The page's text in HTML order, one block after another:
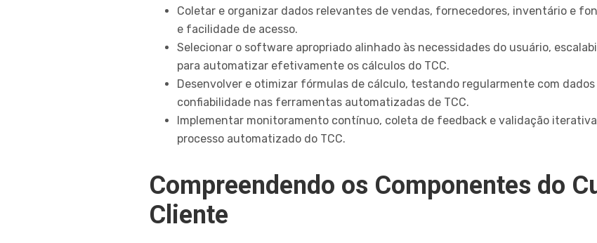
Coletar e organizar dados relevantes de vendas, fornecedores, inventário e
e facilidade de acesso.
Selecionar o software apropriado alinhado às necessidades do usuário,
para automatizar efetivamente os cálculos do TCC.
Desenvolver e otimizar fórmulas de cálculo, testando regularmente com
confiabilidade nas ferramentas automatizadas de TCC.
Implementar monitoramento contínuo, coleta de feedback e validação
processo automatizado do TCC.
Compreendendo os Componentes do
Cliente